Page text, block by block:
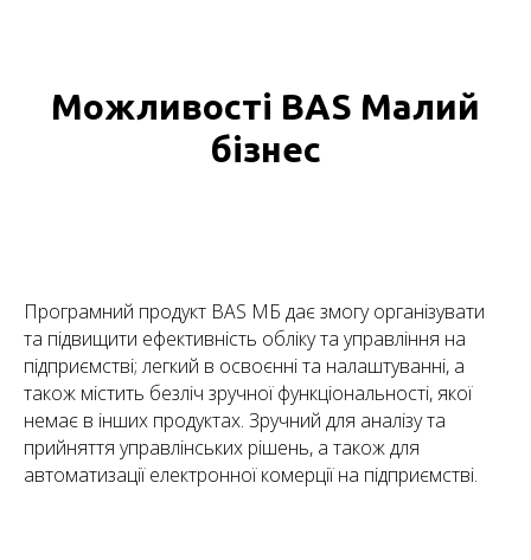
Можливості BAS Малий
бізнес
Програмний продукт BAS МБ дає змогу організувати
та підвищити ефективність обліку та управління на
підприємстві; легкий в освоєнні та налаштуванні, а
також містить безліч зручної функціональності, якої
немає в інших продуктах. Зручний для аналізу та
прийняття управлінських рішень, а також для
автоматизації електронної комерції на підприємстві.